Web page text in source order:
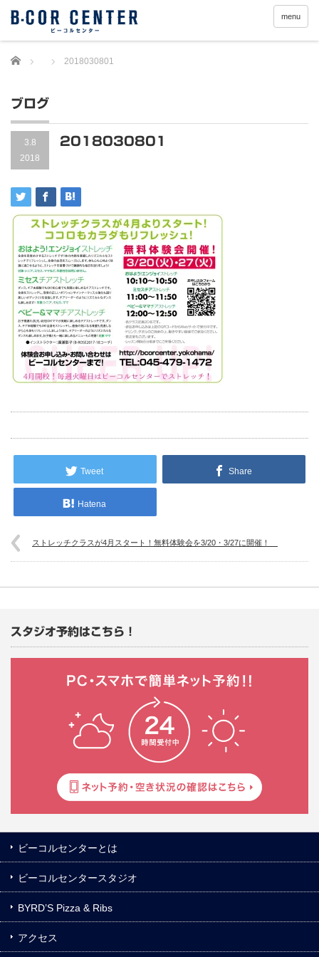
menu
Home 2018030801
ブログ
3.8
2018
2018030801
Tweet Share
Hatena
ストレッチクラスが4月スタート！無料体験会を3/20・3/27に開催！
スタジオ予約はこちら！
ビーコルセンターとは
ビーコルセンタースタジオ
BYRD’S Pizza & Ribs
アクセス